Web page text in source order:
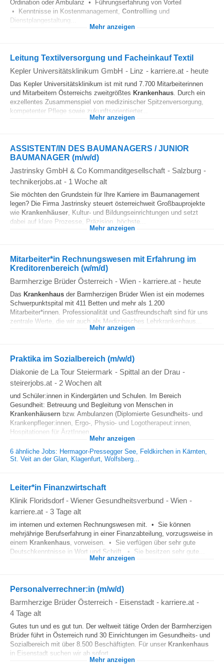
Ordination oder Ambulanz • Führungserfahrung von Vorteil
• Kenntnisse in Kostenmanagement, Controlling und
Dienstplangestaltung...
Mehr anzeigen
Leitung Textilversorgung und Facheinkauf Textil
Kepler Universitätsklinikum GmbH - Linz - karriere.at - heute
Das Kepler Universitätsklinikum ist mit rund 7.700 Mitarbeiterinnen
und Mitarbeitern Österreichs zweitgrößtes Krankenhaus. Durch ein
exzellentes Zusammenspiel von medizinischer Spitzenversorgung,
kompetenter Pflege sowie zukunftsorientierter...
Mehr anzeigen
ASSISTENT/IN DES BAUMANAGERS / JUNIOR
BAUMANAGER (m/w/d)
Jastrinsky GmbH & Co Kommanditgesellschaft - Salzburg -
technikerjobs.at - 1 Woche alt
Sie möchten den Grundstein für Ihre Karriere im Baumanagement
legen? Die Firma Jastrinsky steuert österreichweit Großbauprojekte
wie Krankenhäuser, Kultur- und Bildungseinrichtungen und setzt
dabei auf klare Prozesse, Präzision, höchste...
Mehr anzeigen
Mitarbeiter*in Rechnungswesen mit Erfahrung im
Kreditorenbereich (w/m/d)
Barmherzige Brüder Österreich - Wien - karriere.at - heute
Das Krankenhaus der Barmherzigen Brüder Wien ist ein modernes
Schwerpunktspital mit 411 Betten und mehr als 1.200
Mitarbeiter*innen. Professionalität und Gastfreundschaft sind für uns
zentrale Werte, die wir auch als Medizinisches Lehrkrankenhaus...
Mehr anzeigen
Praktika im Sozialbereich (m/w/d)
Diakonie de La Tour Steiermark - Spittal an der Drau -
steirerjobs.at - 2 Wochen alt
und Schüler:innen in Kindergärten und Schulen. Im Bereich
Gesundheit: Betreuung und Begleitung von Menschen in
Krankenhäusern bzw. Ambulanzen (Diplomierte Gesundheits- und
Krankenpfleger:innen, Ergo-, Physio- und Logotherapeut:innen,
Hospitationen für ÄrztInnen...
Mehr anzeigen
6 ähnliche Jobs: Hermagor-Pressegger See, Feldkirchen in Kärnten,
St. Veit an der Glan, Klagenfurt, Wolfsberg...
Leiter*in Finanzwirtschaft
Klinik Floridsdorf - Wiener Gesundheitsverbund - Wien -
karriere.at - 3 Tage alt
im internen und externen Rechnungswesen mit. • Sie können
mehrjährige Berufserfahrung in einer Finanzabteilung, vorzugsweise in
einem Krankenhaus, vorweisen. • Sie verfügen über sehr gute
Deutschkenntnisse in Wort und Schrift. • Sie besitzen sehr gute...
Mehr anzeigen
Personalverrechner:in (m/w/d)
Barmherzige Brüder Österreich - Eisenstadt - karriere.at -
4 Tage alt
Gutes tun und es gut tun. Der weltweit tätige Orden der Barmherzigen
Brüder führt in Österreich rund 30 Einrichtungen im Gesundheits- und
Sozialbereich mit über 8.500 Beschäftigten. Für unser Krankenhaus
in Eisenstadt suchen wir ab sofort...
Mehr anzeigen